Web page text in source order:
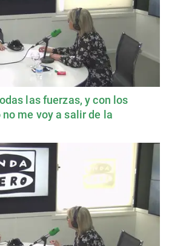
las fuerzas, y con los
me voy a salir de la